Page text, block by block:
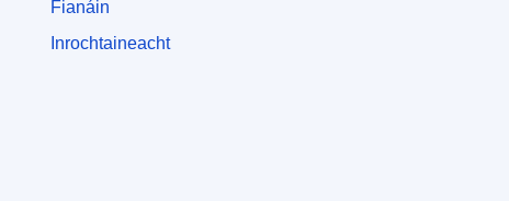
Fianáin
Inrochtaineacht